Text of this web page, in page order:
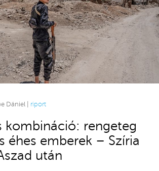
Dániel | riport
kombináció: rengeteg
éhes emberek – Szíria
után